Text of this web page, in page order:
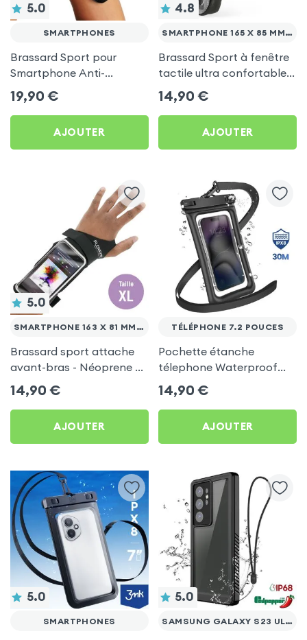
5.0
SMARTPHONES
Brassard Sport pour
Smartphone Anti-
transpirant, LinQ - Noir
19,90 €
AJOUTER
4.8
SMARTPHONE 165 X 85 MM (MAX)
Brassard Sport à fenêtre
tactile ultra confortable
pour Smartphone
14,90 €
AJOUTER
5.0
SMARTPHONE 163 X 81 MM (MAX)
Brassard sport attache
avant-bras - Néoprene p.
Smartphones
14,90 €
AJOUTER
TÉLÉPHONE 7.2 POUCES
Pochette étanche
télephone Waterproof
IPX8 plongée 30m
14,90 €
AJOUTER
5.0
SMARTPHONES
5.0
SAMSUNG GALAXY S23 ULTRA